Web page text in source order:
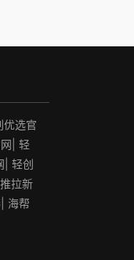
优选官
轻
轻创
拉新
| 海帮